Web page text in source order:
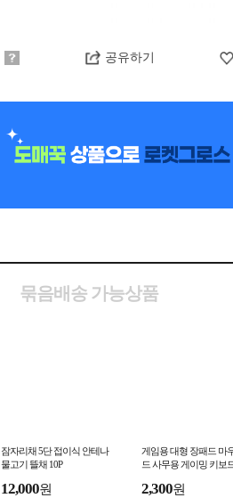
공유하기
묶음배송 가능상품
잠자리채 5단 접이식 안테나
물고기 뜰채 10P
12,000원
게임용 대형 장패드 마
드 사무용 게이밍 키보
2,300원